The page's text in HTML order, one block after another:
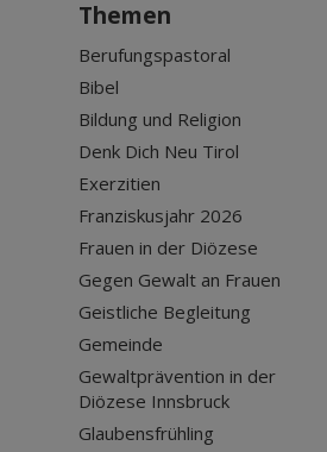
Themen
Berufungspastoral
Bibel
Bildung und Religion
Denk Dich Neu Tirol
Exerzitien
Franziskusjahr 2026
Frauen in der Diözese
Gegen Gewalt an Frauen
Geistliche Begleitung
Gemeinde
Gewaltprävention in der
Diözese Innsbruck
Glaubensfrühling